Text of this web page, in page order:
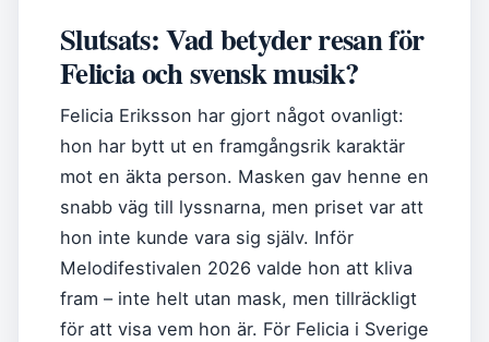
Slutsats: Vad betyder resan för
Felicia och svensk musik?
Felicia Eriksson har gjort något ovanligt:
hon har bytt ut en framgångsrik karaktär
mot en äkta person. Masken gav henne en
snabb väg till lyssnarna, men priset var att
hon inte kunde vara sig själv. Inför
Melodifestivalen 2026 valde hon att kliva
fram – inte helt utan mask, men tillräckligt
för att visa vem hon är. För Felicia i Sverige